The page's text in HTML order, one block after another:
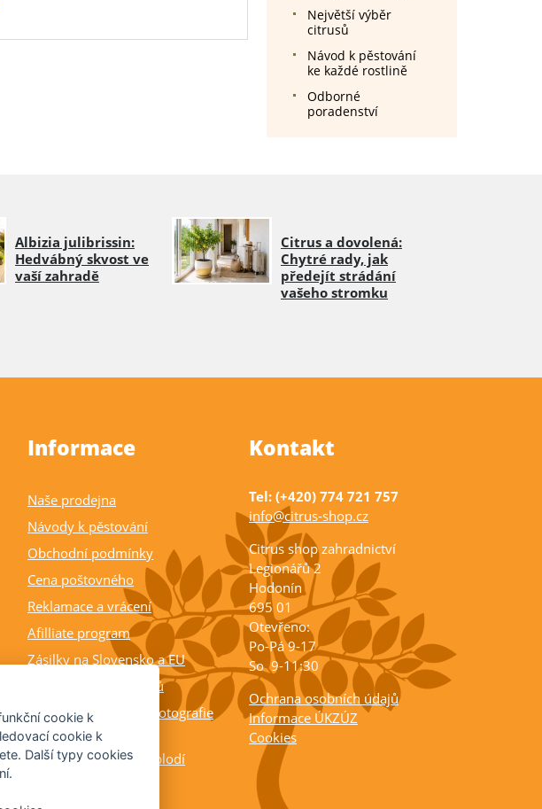
Největší výběr
citrusů
Návod k pěstování
ke každé rostlině
Odborné
poradenství
Albizia julibrissin:
Hedvábný skvost ve
vaší zahradě
Citrus a dovolená:
Chytré rady, jak
předejít strádání
vašeho stromku
Informace
Naše prodejna
Návody k pěstování
Obchodní podmínky
Cena poštovného
Reklamace a vrácení
Afilliate program
Zásilky na Slovensko a EU
Balení rostlin a citrusů
Dostupnost, výška a fotografie
rostlin
Kdy citrusy kvetou a plodí
Kontakt
Tel: (+420) 774 721 757
info@citrus-shop.cz
Citrus shop zahradnictví
Legionářů 2
Hodonín
695 01
Otevřeno:
Po-Pá 9-17
So 9-11:30
Ochrana osobních údajů
Informace ÚKZÚZ
Cookies
cookie k
cookie k
Další typy cookies